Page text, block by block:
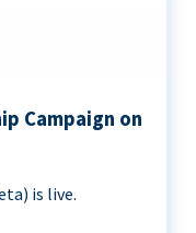
Campaign on
is live.